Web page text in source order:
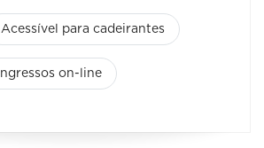
Acessível para cadeirantes
Ingressos on-line